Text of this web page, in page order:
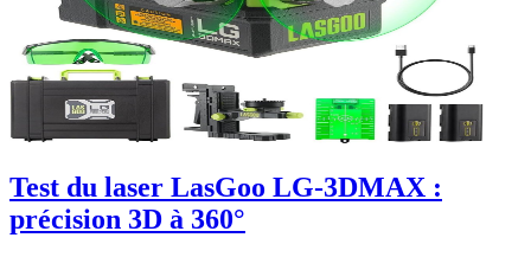
Test du laser LasGoo LG-3DMAX :
précision 3D à 360°